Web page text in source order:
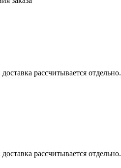
рассчитывается отдельно.
рассчитывается отдельно.